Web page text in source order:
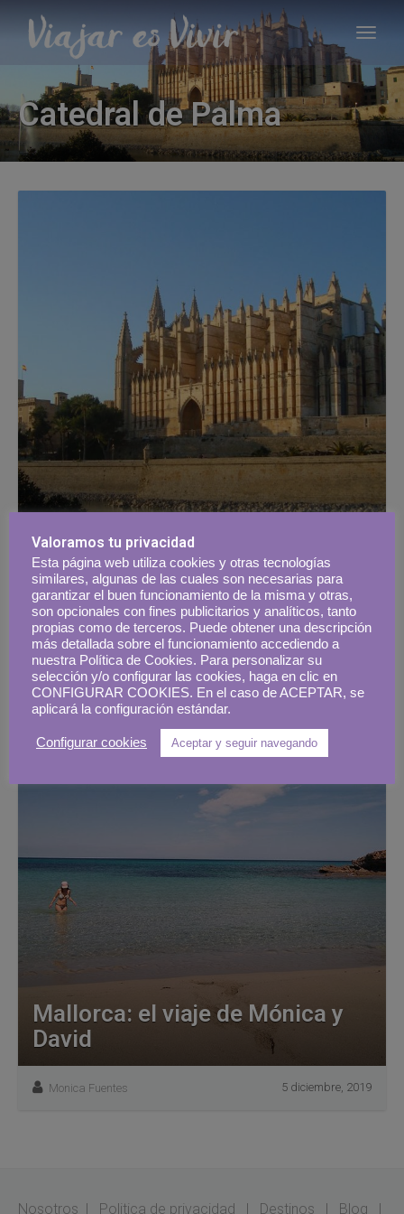
Catedral de Palma
Recorrido por Mallorca, la Perla
del Mediterráneo
El vuelo de Hermes 19 abril, 2021
Mallorca: el viaje de Mónica y
David
Monica Fuentes 5 diciembre, 2019
Nosotros Politica de privacidad Destinos Blog
Valoramos tu privacidad
Esta página web utiliza cookies y otras tecnologías
similares, algunas de las cuales son necesarias para
garantizar el buen funcionamiento de la misma y otras,
son opcionales con fines publicitarios y analíticos, tanto
propias como de terceros. Puede obtener una descripción
más detallada sobre el funcionamiento accediendo a
nuestra Política de Cookies. Para personalizar su
selección y/o configurar las cookies, haga en clic en
CONFIGURAR COOKIES. En el caso de ACEPTAR, se
aplicará la configuración estándar.
Configurar cookies Aceptar y seguir navegando